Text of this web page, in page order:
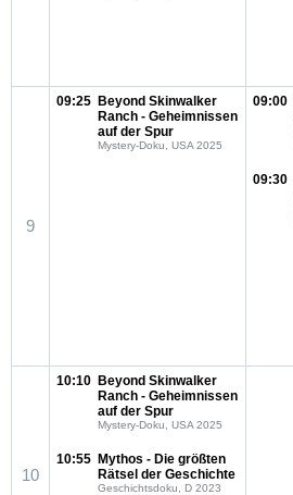
9
09:25 Beyond Skinwalker
Ranch - Geheimnissen
auf der Spur
Mystery-Doku, USA 2025
09:00
09:30
10
10:10 Beyond Skinwalker
Ranch - Geheimnissen
auf der Spur
Mystery-Doku, USA 2025
10:55 Mythos - Die größten
Rätsel der Geschichte
Geschichtsdoku, D 2023